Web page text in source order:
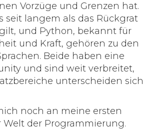
Vorzüge und Grenzen hat.
seit langem als das Rückgrat
und Python, bekannt für
und Kraft, gehören zu den
Beide haben eine
und sind weit verbreitet,
unterscheiden sich
noch an meine ersten
Welt der Programmierung.